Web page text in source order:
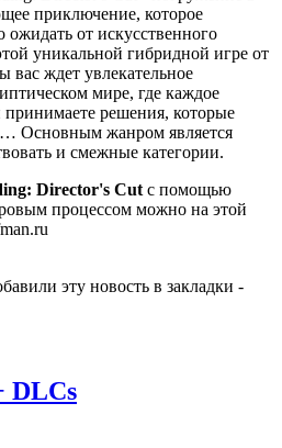
приключение, которое
от искусственного
уникальной гибридной игре от
вас ждет увлекательное
мире, где каждое
принимаете решения, которые
Основным жанром является
и смежные категории.
Director's Cut с помощью
процессом можно на этой
эту новость в закладки -
DLCs